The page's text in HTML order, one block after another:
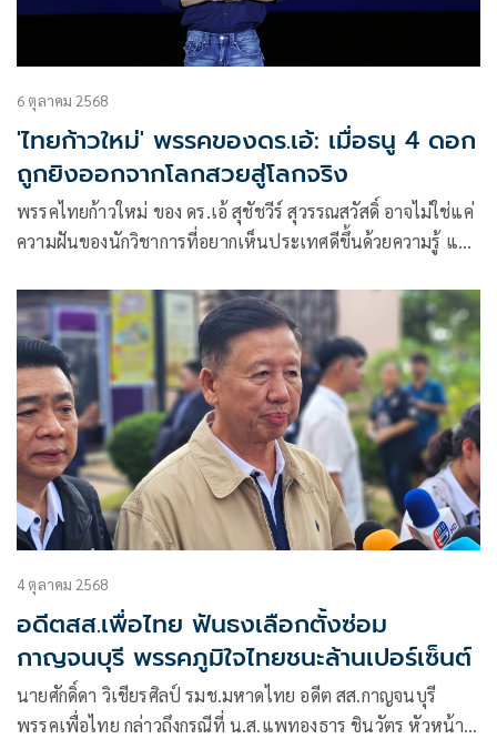
6 ตุลาคม 2568
'ไทยก้าวใหม่' พรรคของดร.เอ้: เมื่อธนู 4 ดอก
ถูกยิงออกจากโลกสวยสู่โลกจริง
พรรคไทยก้าวใหม่ ของ ดร.เอ้ สุชัชวีร์ สุวรรณสวัสดิ์ อาจไม่ใช่แค่
ความฝันของนักวิชาการที่อยากเห็นประเทศดีขึ้นด้วยความรู้ แต่
4 ตุลาคม 2568
อดีตสส.เพื่อไทย ฟันธงเลือกตั้งซ่อม
กาญจนบุรี พรรคภูมิใจไทยชนะล้านเปอร์เซ็นต์
นายศักดิ์ดา วิเชียรศิลป์ รมช.มหาดไทย อดีต สส.กาญจนบุรี
พรรคเพื่อไทย กล่าวถึงกรณีที่ น.ส.แพทองธาร ชินวัตร หัวหน้า